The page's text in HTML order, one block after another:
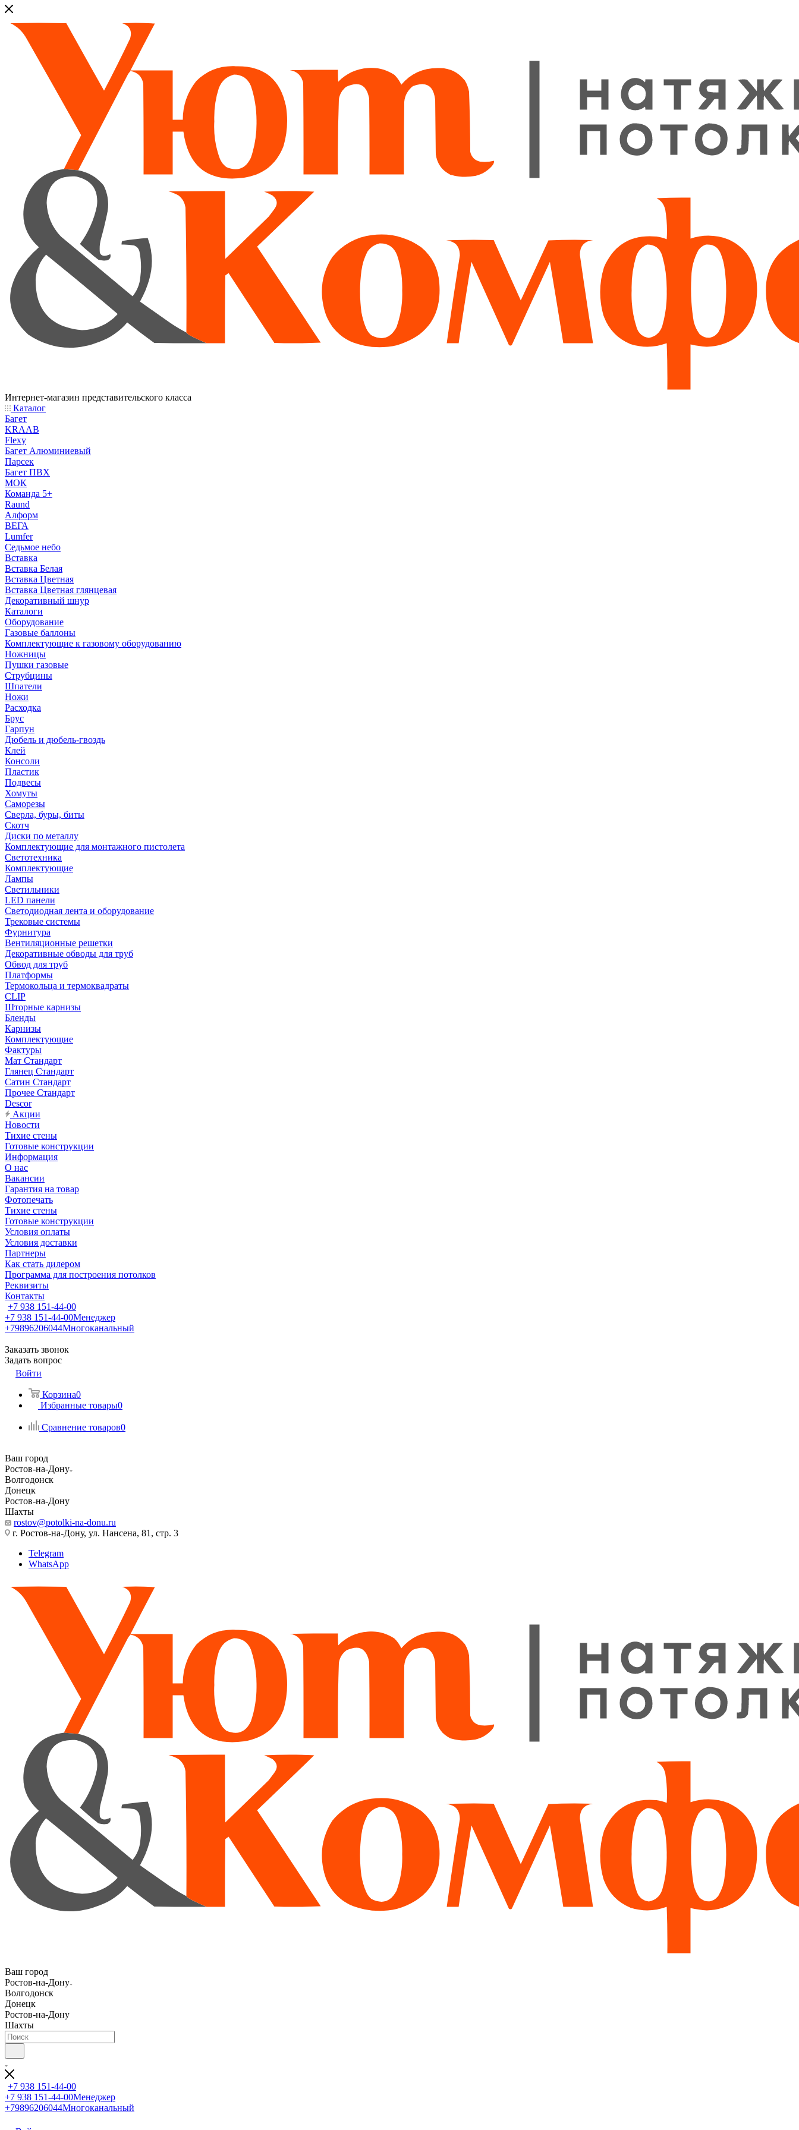
Интернет-магазин представительского класса
Каталог
Багет
KRAAB
Flexy
Багет Алюминиевый
Парсек
Багет ПВХ
МОК
Команда 5+
Raund
Алформ
ВЕГА
Lumfer
Седьмое небо
Вставка
Вставка Белая
Вставка Цветная
Вставка Цветная глянцевая
Декоративный шнур
Каталоги
Оборудование
Газовые баллоны
Комплектующие к газовому оборудованию
Ножницы
Пушки газовые
Струбцины
Шпатели
Ножи
Расходка
Брус
Гарпун
Дюбель и дюбель-гвоздь
Клей
Консоли
Пластик
Подвесы
Хомуты
Саморезы
Сверла, буры, биты
Скотч
Диски по металлу
Комплектующие для монтажного пистолета
Светотехника
Комплектующие
Лампы
Светильники
LED панели
Светодиодная лента и оборудование
Трековые системы
Фурнитура
Вентиляционные решетки
Декоративные обводы для труб
Обвод для труб
Платформы
Термокольца и термоквадраты
CLIP
Шторные карнизы
Бленды
Карнизы
Комплектующие
Фактуры
Мат Стандарт
Глянец Стандарт
Сатин Стандарт
Прочее Стандарт
Descor
Акции
Новости
Тихие стены
Готовые конструкции
Информация
О нас
Вакансии
Гарантия на товар
Фотопечать
Тихие стены
Готовые конструкции
Условия оплаты
Условия доставки
Партнеры
Как стать дилером
Программа для построения потолков
Реквизиты
Контакты
+7 938 151-44-00
+7 938 151-44-00Менеджер
+79896206044Многоканальный
Заказать звонок
Задать вопрос
Войти
Корзина0
Избранные товары0
Сравнение товаров0
Ваш город
Ростов-на-Дону
Волгодонск
Донецк
Ростов-на-Дону
Шахты
rostov@potolki-na-donu.ru
г. Ростов-на-Дону, ул. Нансена, 81, стр. 3
Telegram
WhatsApp
Ваш город
Ростов-на-Дону
Волгодонск
Донецк
Ростов-на-Дону
Шахты
+7 938 151-44-00
+7 938 151-44-00Менеджер
+79896206044Многоканальный